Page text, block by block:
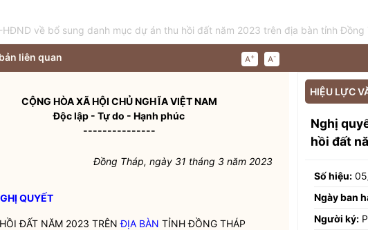
về bổ sung danh mục dự án thu hồi đất năm 2023 trên địa bàn tỉnh Đồng
liên quan A+ A-
CỘNG HÒA XÃ HỘI CHỦ NGHĨA VIỆT NAM
Độc lập - Tự do - Hạnh phúc
---------------
Đồng Tháp, ngày 31 tháng 3 năm 2023
QUYẾT
ĐẤT NĂM 2023 TRÊNĐỊA BÀN TỈNH ĐỒNG THÁP
HIỆU LỰC
Nghị
hồi đất
Số hiệu:
Ngày ban
Người ký: